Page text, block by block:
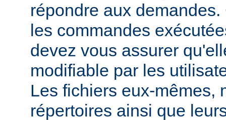
répondre aux
les commandes
devez vous assurer
modifiable par les
Les fichiers eux-mêmes,
répertoires ainsi que